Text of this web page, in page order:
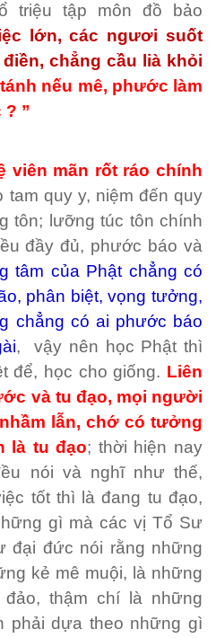
triệu tập môn đồ bảo
lớn, các ngươi suốt
, chẳng cầu lià khỏi
nếu mê, phước làm
”
viên mãn rốt ráo chính
tam quy y, niệm đến quy
tôn; lưỡng túc tôn chính
đầy đủ, phước báo và
tâm của Phật chẳng có
phân biệt, vọng tưởng,
chẳng có ai phước báo
, vậy nên học Phật thì
để, học cho giống. Liên
và tu đạo, mọi người
lẫn, chớ có tưởng
là tu đạo; thời hiện nay
nói và nghĩ như thế,
tốt thì là đang tu đạo,
gì mà các vị Tổ Sư
đại đức nói rằng những
kẻ mê muội, là những
thậm chí là những
phải dựa theo những gì